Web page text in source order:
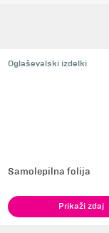
Oglaševalski izdelki
Samolepilna folija
Prikaži zdaj